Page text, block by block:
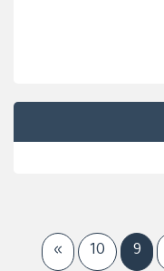
9
10
»